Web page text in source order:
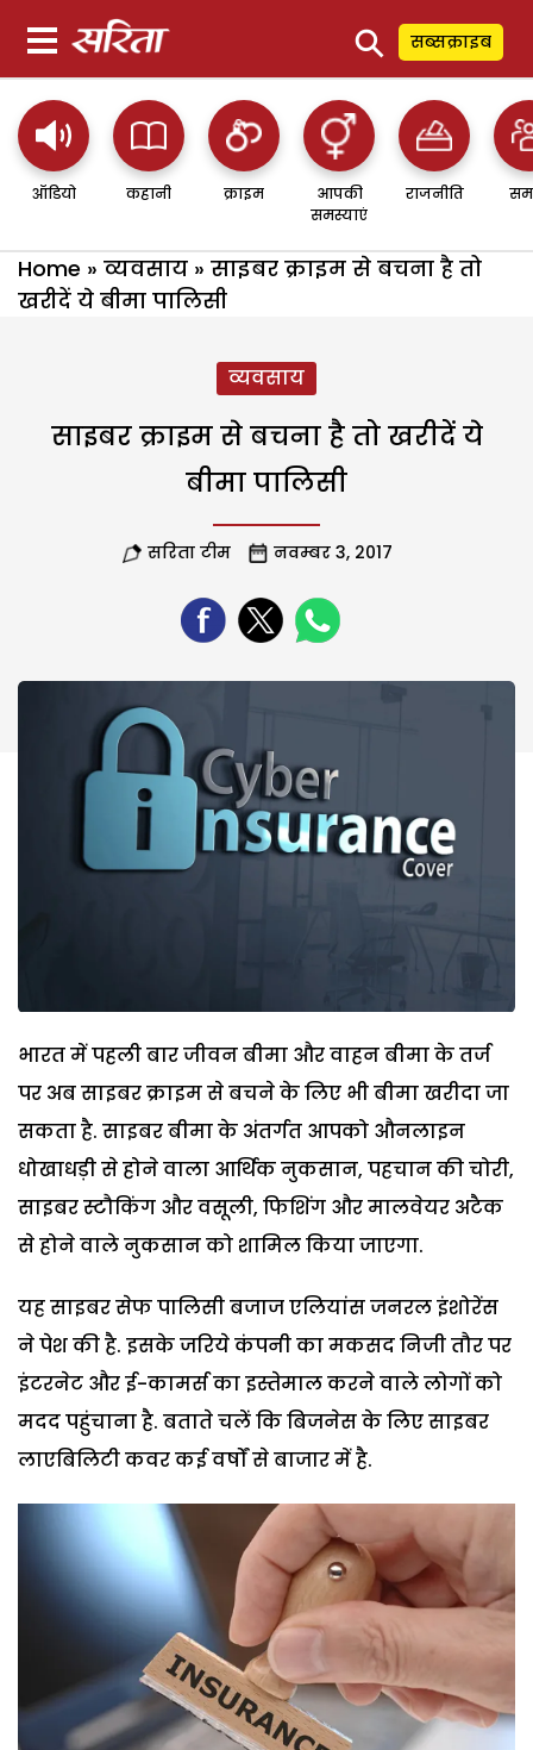
⚲ सब्सक्राइब
ऑडियो कहानी क्राइम
आपकी
समस्याएं
राजनीति
Home » व्यवसाय » साइबर क्राइम से बचना है तो
खरीदें ये बीमा पालिसी
व्यवसाय
साइबर क्राइम से बचना है तो खरीदें ये
बीमा पालिसी
सरिता टीम नवम्बर 3, 2017
भारत में पहली बार जीवन बीमा और वाहन बीमा के तर्ज
पर अब साइबर क्राइम से बचने के लिए भी बीमा खरीदा जा
सकता है. साइबर बीमा के अंतर्गत आपको औनलाइन
धोखाधड़ी से होने वाला आर्थिक नुकसान, पहचान की चोरी,
साइबर स्टौकिंग और वसूली, फिशिंग और मालवेयर अटैक
से होने वाले नुकसान को शामिल किया जाएगा.
यह साइबर सेफ पालिसी बजाज एलियांस जनरल इंशोरेंस
ने पेश की है. इसके जरिये कंपनी का मकसद निजी तौर पर
इंटरनेट और ई-कामर्स का इस्तेमाल करने वाले लोगों को
मदद पहुंचाना है. बताते चलें कि बिजनेस के लिए साइबर
लाएबिलिटी कवर कई वर्षों से बाजार में है.